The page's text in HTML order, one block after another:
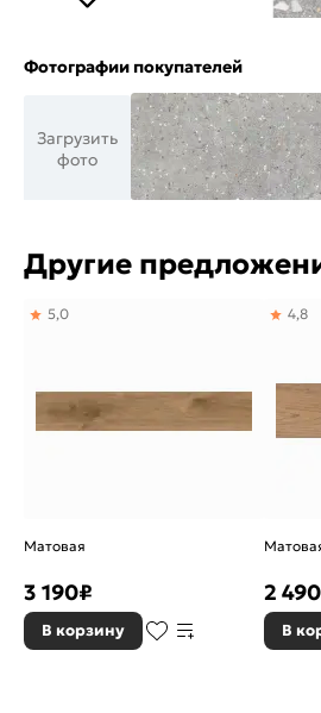
Фотографии покупателей
Загрузить
фото
Другие
Матовая
5,0
3 190₽
В корзину
4,8
2 490
В